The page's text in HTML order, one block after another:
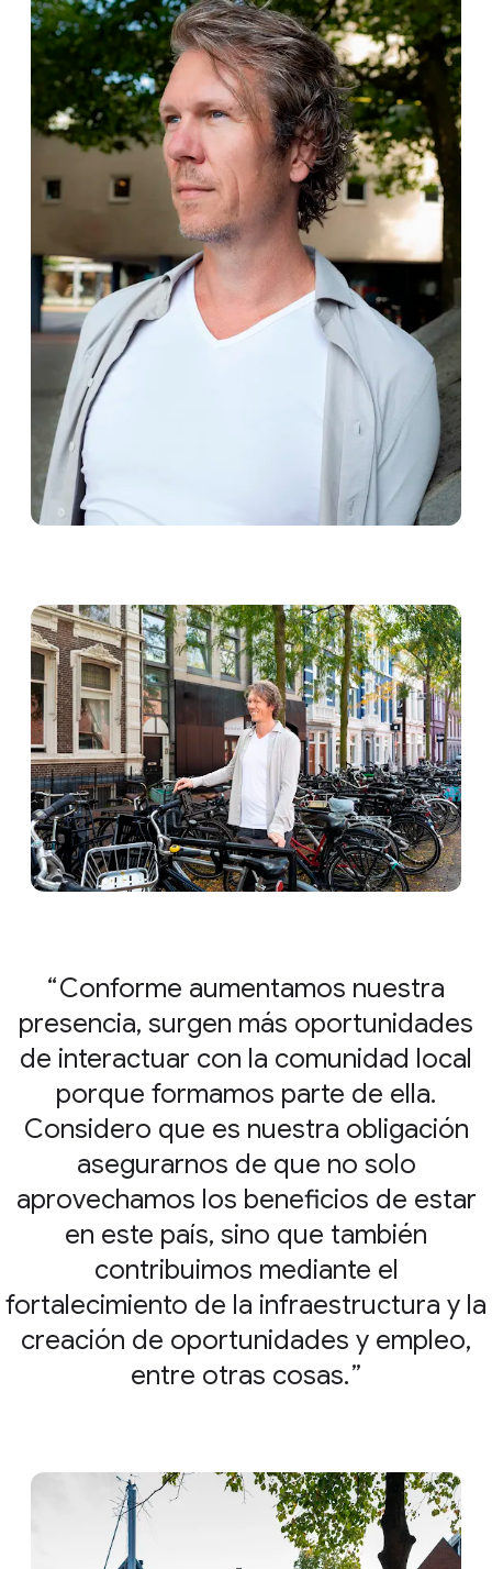
Conforme aumentamos nuestra
presencia, surgen más oportunidades
de interactuar con la comunidad local
porque formamos parte de ella.
Considero que es nuestra obligación
asegurarnos de que no solo
aprovechamos los beneficios de estar
en este país, sino que también
contribuimos mediante el
fortalecimiento de la infraestructura y la
creación de oportunidades y empleo,
entre otras cosas.